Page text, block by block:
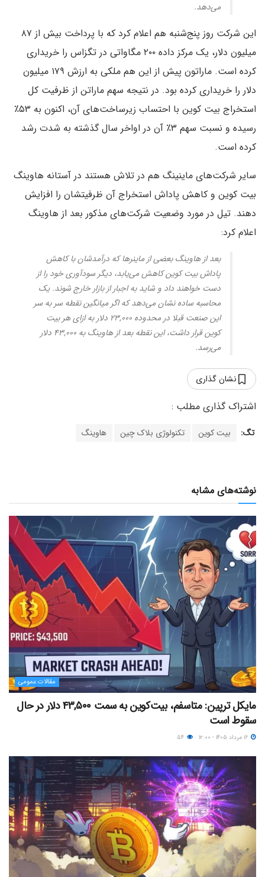
می‌دهد.
این شرکت روز پنج‌شنبه هم اعلام کرد که با پرداخت بیش از ۸۷
میلیون دلار، یک مرکز داده ۲۰۰ مگاواتی در تگزاس را خریداری
کرده است. ماراتون پیش از این هم ملکی به ارزش ۱۷۹ میلیون
دلار را خریداری کرده بود. در نتیجه سهم ماراتن از ظرفیت کل
استخراج بیت کوین با احتساب زیرساخت‌های آن، اکنون به ۵۳٪
رسیده و نسبت سهم ۳٪ آن در اواخر سال گذشته به شدت رشد
کرده است.
سایر شرکت‌های ماینینگ هم در تلاش هستند در آستانه هاوینگ
بیت کوین و کاهش پاداش استخراج آن ظرفیتشان را افزایش
دهند. تیل در مورد وضعیت شرکت‌های مذکور بعد از هاوینگ
اعلام کرد:
بعد از هاوینگ بعضی از ماینرها که درآمدشان با کاهش
پاداش بیت کوین کاهش می‌یابد، دیگر سودآوری خود را از
دست خواهند داد و شاید به اجبار از بازار خارج شوند. یک
محاسبه ساده نشان می‌دهد که اگر میانگین نقطه سر به سر
این صنعت قبلا در محدوده ۲۳,۰۰۰ دلار به ازای هر بیت
کوین قرار داشت، این نقطه بعد از هاوینگ به ۴۳,۰۰۰ دلار
می‌رسد.
نشان گذاری
تگ: بیت کوین تکنولوژی بلاک چین هاوینگ
نوشته‌های مشابه
مقالات عمومی
مایکل ترپین: متاسفم، بیت‌کوین به سمت ۴۳,۵۰۰ دلار در حال
سقوط است